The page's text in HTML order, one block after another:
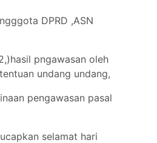
DPRD ,ASN
pngawasan oleh
undang undang,
pengawasan pasal
selamat hari